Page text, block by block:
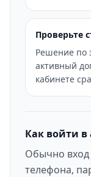
Проверьте
Решение по
активный
кабинете
Как войти в
Обычно вход
телефона,